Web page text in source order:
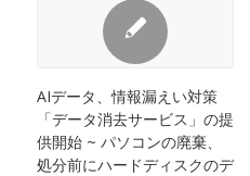
AIデータ、情報漏えい対策
「データ消去サービス」の提
供開始 ~ パソコンの廃棄、
処分前にハードディスクのデ